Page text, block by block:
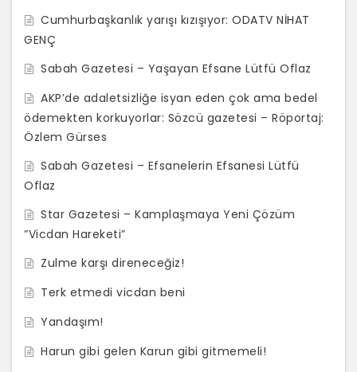
Cumhurbaşkanlık yarışı kızışıyor: ODATV NİHAT
GENÇ
Sabah Gazetesi – Yaşayan Efsane Lütfü Oflaz
AKP’de adaletsizliğe isyan eden çok ama bedel
ödemekten korkuyorlar: Sözcü gazetesi – Röportaj:
Özlem Gürses
Sabah Gazetesi – Efsanelerin Efsanesi Lütfü
Oflaz
Star Gazetesi – Kamplaşmaya Yeni Çözüm
”Vicdan Hareketi”
Zulme karşı direneceğiz!
Terk etmedi vicdan beni
Yandaşım!
Harun gibi gelen Karun gibi gitmemeli!